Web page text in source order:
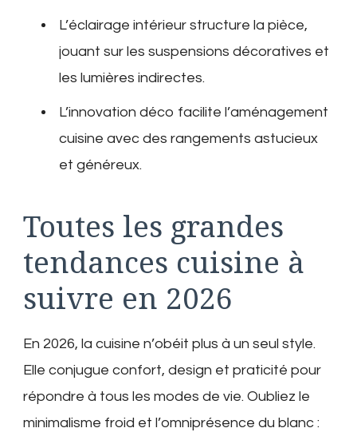
L’éclairage intérieur structure la pièce,
jouant sur les suspensions décoratives et
les lumières indirectes.
L’innovation déco facilite l’aménagement
cuisine avec des rangements astucieux
et généreux.
Toutes les grandes
tendances cuisine à
suivre en 2026
En 2026, la cuisine n’obéit plus à un seul style.
Elle conjugue confort, design et praticité pour
répondre à tous les modes de vie. Oubliez le
minimalisme froid et l’omniprésence du blanc :